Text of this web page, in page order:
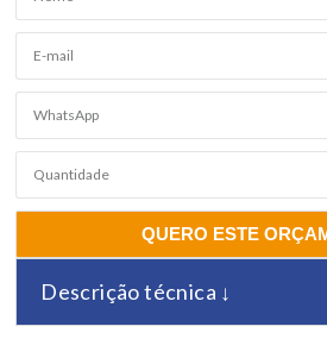
QUERO ESTE
Descrição técnica ↓